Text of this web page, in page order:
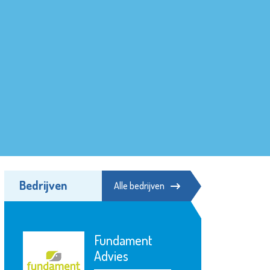
Bedrijven Alle bedrijven
Fundament
Advies